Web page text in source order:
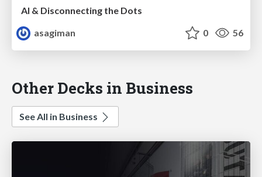
AI & Disconnecting the Dots
asagiman
0 56
Other Decks in Business
See All in Business